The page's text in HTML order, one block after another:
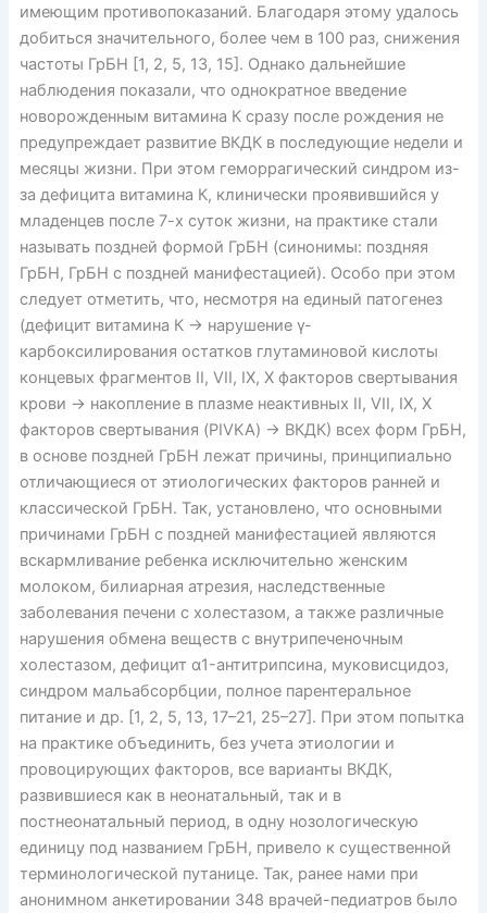
имеющим противопоказаний. Благодаря этому удалось
добиться значительного, более чем в 100 раз, снижения
частоты ГрБН [1, 2, 5, 13, 15]. Однако дальнейшие
наблюдения показали, что однократное введение
новорожденным витамина К сразу после рождения не
предупреждает развитие ВКДК в последующие недели и
месяцы жизни. При этом геморрагический синдром из-
за дефицита витамина К, клинически проявившийся у
младенцев после 7-х суток жизни, на практике стали
называть поздней формой ГрБН (синонимы: поздняя
ГрБН, ГрБН с поздней манифестацией). Особо при этом
следует отметить, что, несмотря на единый патогенез
(дефицит витамина К → нарушение γ-
карбоксилирования остатков глутаминовой кислоты
концевых фрагментов II, VII, IX, X факторов свертывания
крови → накопление в плазме неактивных II, VII, IX, X
факторов свертывания (PIVKA) → ВКДК) всех форм ГрБН,
в основе поздней ГрБН лежат причины, принципиально
отличающиеся от этиологических факторов ранней и
классической ГрБН. Так, установлено, что основными
причинами ГрБН с поздней манифестацией являются
вскармливание ребенка исключительно женским
молоком, билиарная атрезия, наследственные
заболевания печени с холестазом, а также различные
нарушения обмена веществ с внутрипеченочным
холестазом, дефицит α1-антитрипсина, муковисцидоз,
синдром мальабсорбции, полное парентеральное
питание и др. [1, 2, 5, 13, 17–21, 25–27]. При этом попытка
на практике объединить, без учета этиологии и
провоцирующих факторов, все варианты ВКДК,
развившиеся как в неонатальный, так и в
постнеонатальный период, в одну нозологическую
единицу под названием ГрБН, привело к существенной
терминологической путанице. Так, ранее нами при
анонимном анкетировании 348 врачей-педиатров было